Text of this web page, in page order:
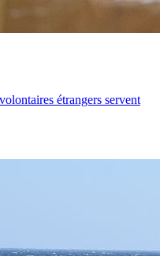
étrangers servent